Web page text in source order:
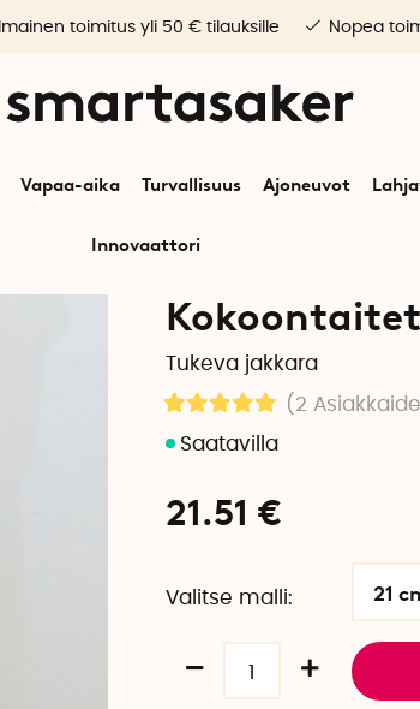
Vapaa-aika Turvallisuus Ajoneuvot
Innovaattori
Ilmainen toimitus yli 50 € tilauksille Nopea
Säilytys & lajittelu Kokoontaitettava jakkara
Tukeva jakkara
(2
21.51 €
Valitse malli 21